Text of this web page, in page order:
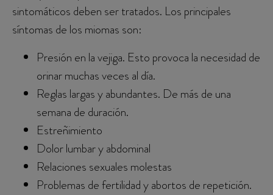
sintomáticos deben ser tratados. Los principales
síntomas de los miomas son:
Presión en la vejiga. Esto provoca la necesidad de
orinar muchas veces al día.
Reglas largas y abundantes. De más de una
semana de duración.
Estreñimiento
Dolor lumbar y abdominal
Relaciones sexuales molestas
Problemas de fertilidad y abortos de repetición.